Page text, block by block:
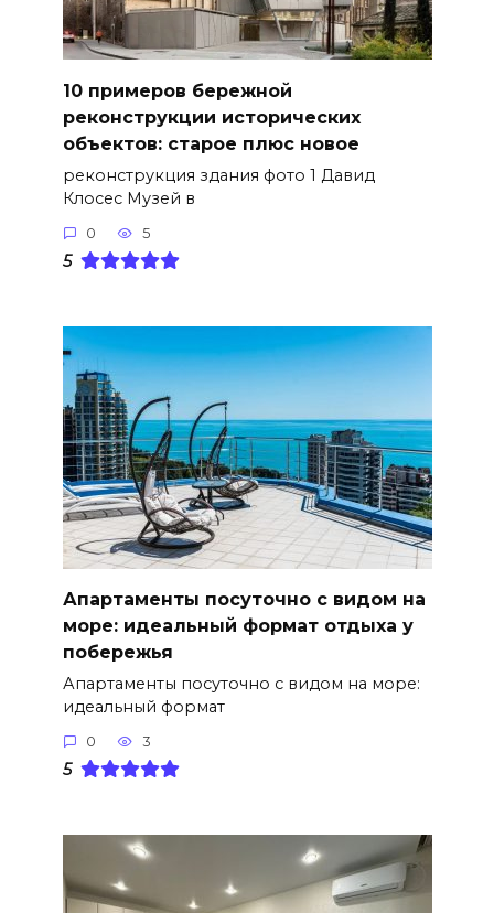
10 примеров бережной
реконструкции исторических
объектов: старое плюс новое
реконструкция здания фото 1 Давид
Клосес Музей в
0 5
5
Апартаменты посуточно с видом на
море: идеальный формат отдыха у
побережья
Апартаменты посуточно с видом на море:
идеальный формат
0 3
5